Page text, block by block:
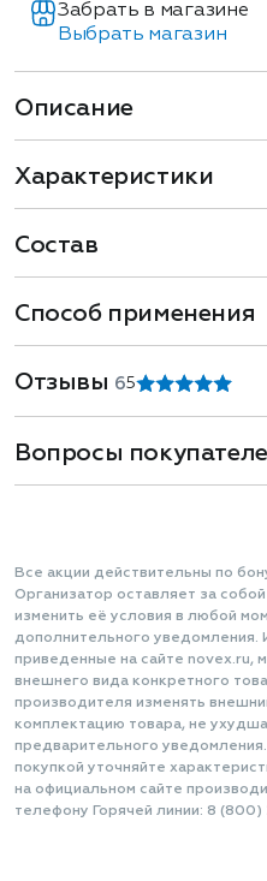
Забрать в магазине
Выбрать магазин
Описание
Характеристики
Состав
Способ применения
Отзывы 65
Вопросы
Все акции действительны по
Организатор оставляет за
изменить её условия в любой
дополнительного уведомления.
приведенные на сайте novex.ru,
внешнего вида конкретного
производителя изменять
комплектацию товара, не
предварительного
покупкой уточняйте
на официальном сайте
телефону Горячей линии: 8